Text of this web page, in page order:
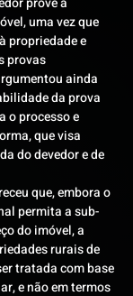
uma vez que
propriedade e
provas
ainda
da prova
o processo e
que visa
do devedor e de
que, embora o
permita a sub-
do imóvel, a
rurais de
tratada com base
e não em termos